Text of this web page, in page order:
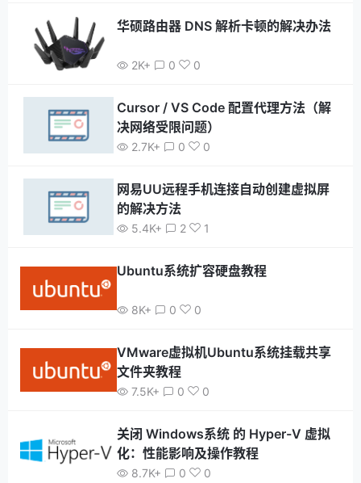
华硕路由器 DNS 解析卡顿的解决办法
2K+ 0 0
Cursor / VS Code 配置代理方法（解
决网络受限问题）
2.7K+ 0 0
网易UU远程手机连接自动创建虚拟屏
的解决方法
5.4K+ 2 1
Ubuntu系统扩容硬盘教程
8K+ 0 0
VMware虚拟机Ubuntu系统挂载共享
文件夹教程
7.5K+ 0 0
关闭 Windows系统 的 Hyper-V 虚拟
化：性能影响及操作教程
8.7K+ 0 0